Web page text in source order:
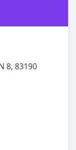
8, 83190